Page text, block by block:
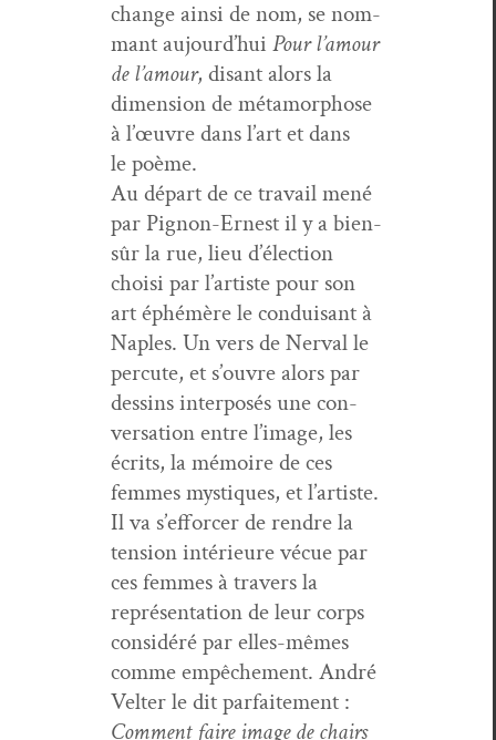
change ain­si de nom, se nom­
mant aujour­d’hui Pour l’amour
de l’amour, dis­ant alors la
dimen­sion de méta­mor­phose
à l’œu­vre dans l’art et dans
le poème.
Au départ de ce tra­vail mené
par Pignon-Ernest il y a bien-
sûr la rue, lieu d’élec­tion
choisi par l’artiste pour son
art éphémère le con­duisant à
Naples. Un vers de Ner­val le
per­cute, et s’ou­vre alors par
dessins inter­posés une con­
ver­sa­tion entre l’im­age, les
écrits, la mémoire de ces
femmes mys­tiques, et l’artiste.
Il va s’ef­forcer de ren­dre la
ten­sion intérieure vécue par
ces femmes à tra­vers la
représen­ta­tion de leur corps
con­sid­éré par elles-mêmes
comme empêche­ment. André
Vel­ter le dit par­faite­ment :
Com­ment faire image de chairs